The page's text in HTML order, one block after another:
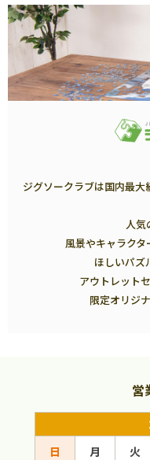
ジグソークラブは国内最
人気
風景やキャラクタ
ほしいパズ
アウトレット
限定オリジ
営
日 月 火